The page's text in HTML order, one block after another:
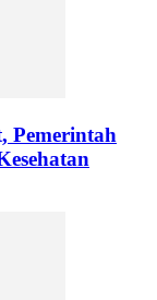
Pemerintah